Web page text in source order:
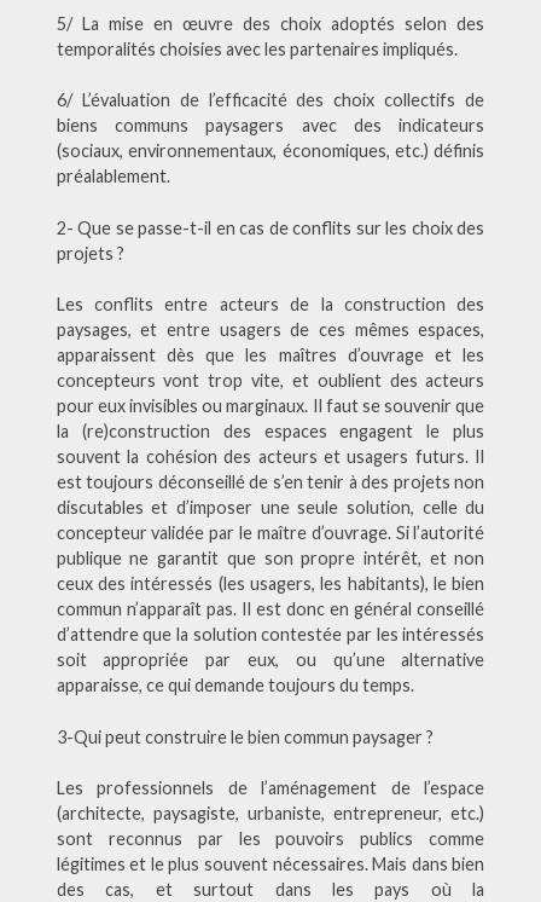
5/ La mise en œuvre des choix adoptés selon des
temporalités choisies avec les partenaires impliqués.
6/ L’évaluation de l’efficacité des choix collectifs de
biens communs paysagers avec des indicateurs
(sociaux, environnementaux, économiques, etc.) définis
préalablement.
2- Que se passe-t-il en cas de conflits sur les choix des
projets ?
Les conflits entre acteurs de la construction des
paysages, et entre usagers de ces mêmes espaces,
apparaissent dès que les maîtres d’ouvrage et les
concepteurs vont trop vite, et oublient des acteurs
pour eux invisibles ou marginaux. Il faut se souvenir que
la (re)construction des espaces engagent le plus
souvent la cohésion des acteurs et usagers futurs. Il
est toujours déconseillé de s’en tenir à des projets non
discutables et d’imposer une seule solution, celle du
concepteur validée par le maître d’ouvrage. Si l’autorité
publique ne garantit que son propre intérêt, et non
ceux des intéressés (les usagers, les habitants), le bien
commun n’apparaît pas. Il est donc en général conseillé
d’attendre que la solution contestée par les intéressés
soit appropriée par eux, ou qu’une alternative
apparaisse, ce qui demande toujours du temps.
3-Qui peut construire le bien commun paysager ?
Les professionnels de l’aménagement de l’espace
(architecte, paysagiste, urbaniste, entrepreneur, etc.)
sont reconnus par les pouvoirs publics comme
légitimes et le plus souvent nécessaires. Mais dans bien
des cas, et surtout dans les pays où la